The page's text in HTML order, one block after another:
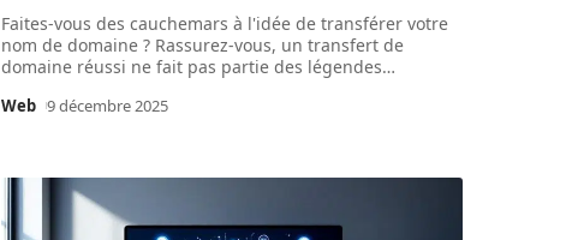
Faites-vous des cauchemars à l'idée de transférer votre
nom de domaine ? Rassurez-vous, un transfert de
domaine réussi ne fait pas partie des légendes…
Web 9 décembre 2025